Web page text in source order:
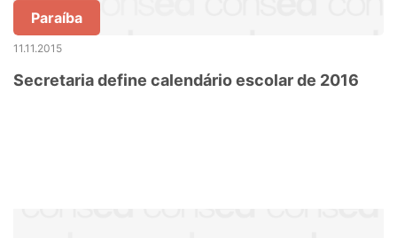
Paraíba
11.11.2015
Secretaria define calendário escolar de 2016